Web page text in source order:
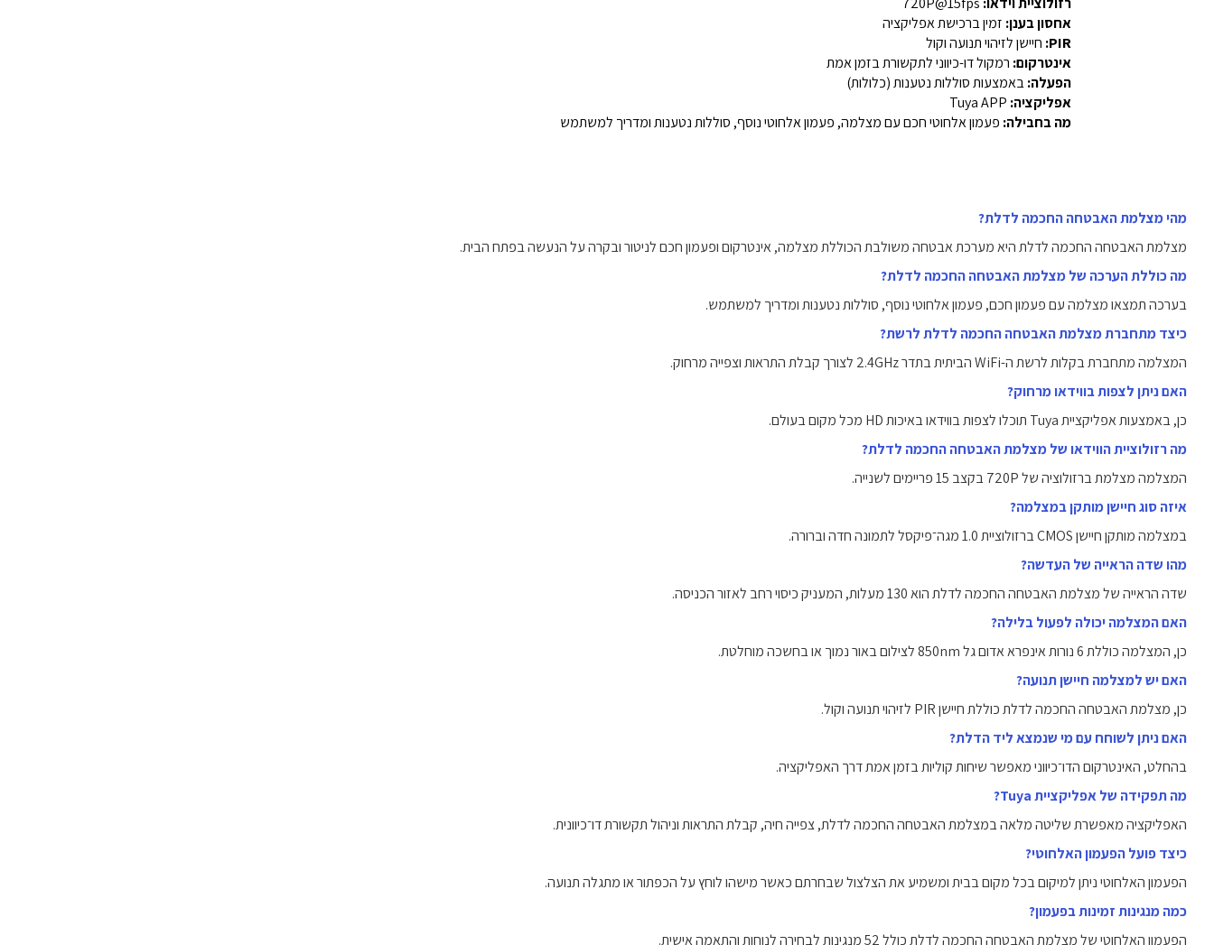
אחסון בענן: זמין ברכישת אפליקציה
PIR: חיישן לזיהוי תנועה וקול
אינטרקום: רמקול דו-כיווני לתקשורת בזמן אמת
הפעלה:באמצעות סוללות נטענות (כלולות)
אפליקציה:
מה בחבילה: פעמון אלחוטי חכם עם מצלמה, פעמון אלחוטי נוסף, סוללות נטענות ומדריך למשתמש
מהי מצלמת האבטחה החכמה לדלת?
מצלמת האבטחה החכמה לדלת היא מערכת אבטחה משולבת הכוללת מצלמה, אינטרקום ופעמון חכם לניטור ובקרה על הנעשה בפתח הבית.
מה כוללת הערכה של מצלמת האבטחה החכמה לדלת?
בערכה תמצאו מצלמה עם פעמון חכם, פעמון אלחוטי נוסף, סוללות נטענות ומדריך למשתמש.
כיצד מתחברת מצלמת האבטחה החכמה לדלת לרשת?
המצלמה מתחברת בקלות לרשת ה-WiFi הביתית בתדר 2.4GHz לצורך קבלת התראות וצפייה מרחוק.
האם ניתן לצפות בווידאו מרחוק?
כן, באמצעות אפליקציית Tuya תוכלו לצפות בווידאו באיכות HD מכל מקום בעולם.
מה רזולוציית הווידאו של מצלמת האבטחה החכמה לדלת?
המצלמה מצלמת ברזולוציה של 720P בקצב 15 פריימים לשנייה.
איזה סוג חיישן מותקן במצלמה?
במצלמה מותקן חיישן CMOS ברזולוציית 1.0 מגה־פיקסל לתמונה חדה וברורה.
מהו שדה הראייה של העדשה?
שדה הראייה של מצלמת האבטחה החכמה לדלת הוא 130 מעלות, המעניק כיסוי רחב לאזור הכניסה.
האם המצלמה יכולה לפעול בלילה?
כן, המצלמה כוללת 6 נורות אינפרא אדום גל 850nm לצילום באור נמוך או בחשכה מוחלטת.
האם יש למצלמה חיישן תנועה?
כן, מצלמת האבטחה החכמה לדלת כוללת חיישן PIR לזיהוי תנועה וקול.
האם ניתן לשוחח עם מי שנמצא ליד הדלת?
בהחלט, האינטרקום הדו־כיווני מאפשר שיחות קוליות בזמן אמת דרך האפליקציה.
מה תפקידה של אפליקציית Tuya?
האפליקציה מאפשרת שליטה מלאה במצלמת האבטחה החכמה לדלת, צפייה חיה, קבלת התראות וניהול תקשורת דו־כיוונית.
כיצד פועל הפעמון האלחוטי?
הפעמון האלחוטי ניתן למיקום בכל מקום בבית ומשמיע את הצלצול שבחרתם כאשר מישהו לוחץ על הכפתור או מתגלה תנועה.
כמה מנגינות זמינות בפעמון?
הפעמון האלחוטי של מצלמת האבטחה החכמה לדלת כולל 52 מנגינות לבחירה לנוחות והתאמה אישית.